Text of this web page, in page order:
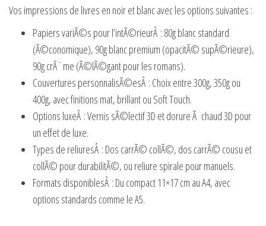
Vos impressions de livres en noir et blanc avec les options suivantes :
Papiers variÃ©s pour l’intÃ©rieurÂ : 80g blanc standard
(Ã©conomique), 90g blanc premium (opacitÃ© supÃ©rieure),
90g crÃ¨me (Ã©lÃ©gant pour les romans).
Couvertures personnalisÃ©esÂ : Choix entre 300g, 350g ou
400g, avec finitions mat, brillant ou Soft Touch.
Options luxeÂ : Vernis sÃ©lectif 3D et dorure Ã chaud 3D pour
un effet de luxe.
Types de reliuresÂ : Dos carrÃ© collÃ©, dos carrÃ© cousu et
collÃ© pour durabilitÃ©, ou reliure spirale pour manuels.
Formats disponiblesÂ : Du compact 11×17 cm au A4, avec
options standards comme le A5.